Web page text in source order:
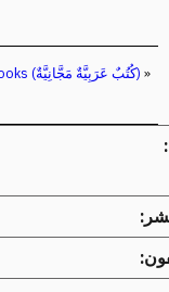
Free Arabic Books (كُتُبٌ عَرَبِيَّةٌ مَجَّانِيَّةٌ) »